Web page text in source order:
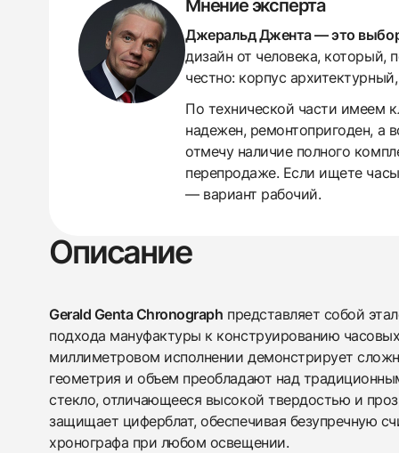
Мнение эксперта
Джеральд Джента — это выбор
дизайн от человека,
честно: корпус
По технической части имеем
надежен, ремонтопригоден, а
отмечу наличие полного
перепродаже. Если ищете
— вариант рабочий.
Описание
Gerald Genta Chronograph представляет собой
подхода мануфактуры к конструированию
миллиметровом исполнении демонстрирует
геометрия и объем преобладают над
стекло, отличающееся высокой твердостью и
защищает циферблат, обеспечивая безупречную
хронографа при любом освещении.